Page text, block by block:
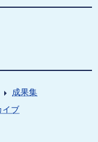
成果集
イブ